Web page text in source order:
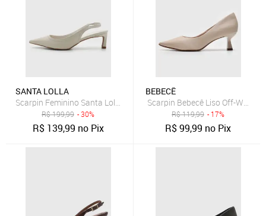
SANTA LOLLA
Scarpin Feminino Santa Lolla Slingback Off-White
R$199,99 - 30%
R$ 139,99 no Pix
BEBECÊ
Scarpin Bebecê Liso Off-White
R$119,99 - 17%
R$99,99 no Pix